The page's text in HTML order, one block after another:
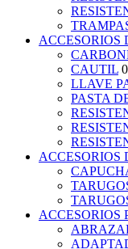
ACCESORIOS
CAUTIL 0
LLAVE
PASTA
ACCESORIOS
ACCESORIOS